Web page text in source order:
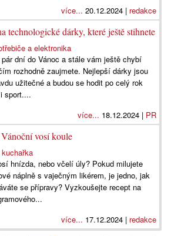
více... 20.12.2024 | redakce
technologické dárky, které ještě stihnete
a elektronika
dní do Vánoc a stále vám ještě chybí
rozhodně zaujmete. Nejlepší dárky jsou
užitečné a budou se hodit po celý rok
sport....
více... 18.12.2024 | PR
vosí koule
hnízda, nebo včelí úly? Pokud milujete
náplně s vaječným likérem, je jedno, jak
se přípravy? Vyzkoušejte recept na
více... 17.12.2024 | redakce